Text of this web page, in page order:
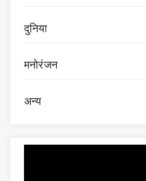
दुनिया
मनोरंजन
अन्य